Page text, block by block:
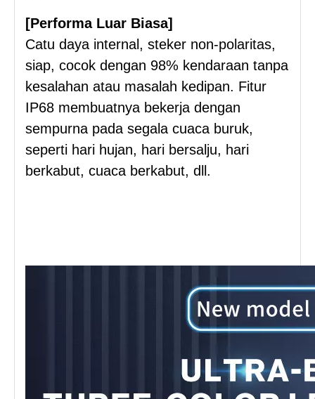
[Performa Luar Biasa]
Catu daya internal, steker non-polaritas,
siap, cocok dengan 98% kendaraan tanpa
kesalahan atau masalah kedipan. Fitur
IP68 membuatnya bekerja dengan
sempurna pada segala cuaca buruk,
seperti hari hujan, hari bersalju, hari
berkabut, cuaca berkabut, dll.